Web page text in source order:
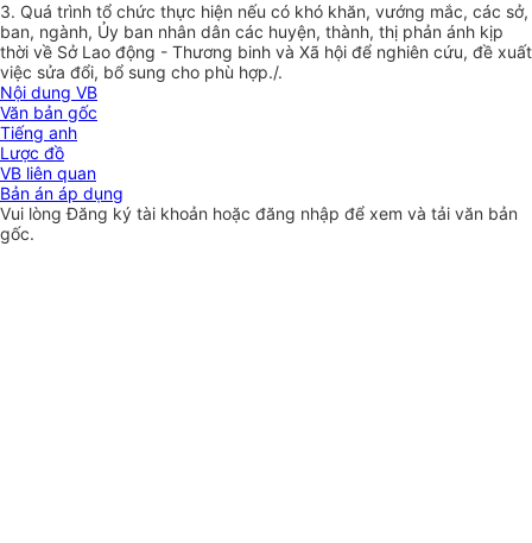
3. Quá trình tổ chức thực hiện nếu có khó khăn, vướng mắc, các sở,
ban, ngành, Ủy ban nhân dân các huyện, thành, thị phản ánh kịp
thời về Sở Lao động - Thương binh và Xã hội để nghiên cứu, đề xuất
việc sửa đổi, bổ sung cho phù hợp./.
Nội dung VB
Văn bản gốc
Tiếng anh
Lược đồ
VB liên quan
Bản án áp dụng
Vui lòngĐăng ký tài khoản hoặc đăng nhập để xem và tải văn bản
gốc.